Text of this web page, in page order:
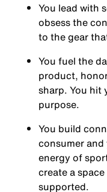
You lead with
obsess the
to the gear
You fuel the
product,
sharp. You hit
purpose.
You build
consumer
energy of
create a
supported.